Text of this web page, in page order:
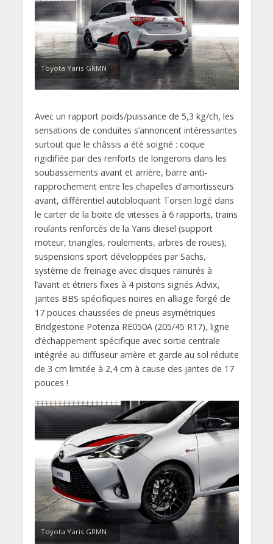
Toyota Yaris GRMN
Avec un rapport poids/puissance de 5,3 kg/ch, les
sensations de conduites s’annoncent intéressantes
surtout que le châssis a été soigné : coque
rigidifiée par des renforts de longerons dans les
soubassements avant et arrière, barre anti-
rapprochement entre les chapelles d’amortisseurs
avant, différentiel autobloquant Torsen logé dans
le carter de la boite de vitesses à 6 rapports, trains
roulants renforcés de la Yaris diesel (support
moteur, triangles, roulements, arbres de roues),
suspensions sport développées par Sachs,
système de freinage avec disques rainurés à
l’avant et étriers fixes à 4 pistons signés Advix,
jantes BBS spécifiques noires en alliage forgé de
17 pouces chaussées de pneus asymétriques
Bridgestone Potenza RE050A (205/45 R17), ligne
d’échappement spécifique avec sortie centrale
intégrée au diffuseur arrière et garde au sol réduite
de 3 cm limitée à 2,4 cm à cause des jantes de 17
pouces !
Toyota Yaris GRMN